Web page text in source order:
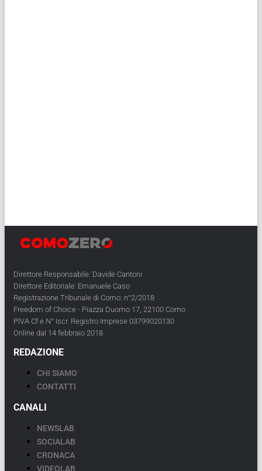
Direttore Responsabile: Davide Cantoni
Direttore Editoriale: Emanuele Caso
Registrazione Tribunale di Como: n°2/2018
Freedom of Choice - Piazza Duomo 17, 22100 Como
PIVA Cf e N° Iscr. Registro Imprese 03799020130
Online dal 14 febbraio 2018
REDAZIONE
CHI SIAMO
CONTATTI
CANALI
NEWSLAB
SOCIALAB
CRONACA
VIDEOLAB